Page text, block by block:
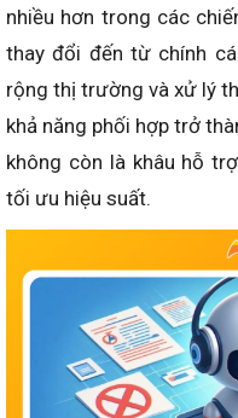
nhiều hơn trong các
thay đổi đến từ chính
rộng thị trường và xử lý
khả năng phối hợp trở
không còn là khâu hỗ
tối ưu hiệu suất.